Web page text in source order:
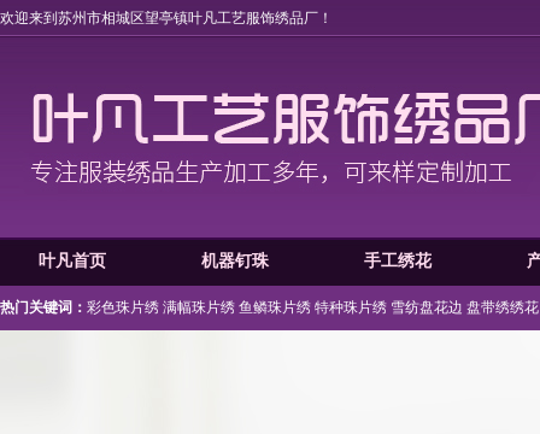
欢迎来到苏州市相城区望亭镇叶凡工艺服饰绣品厂！
叶凡首页 机器钉珠 手工绣花
热门关键词： 彩色珠片绣 满幅珠片绣 鱼鳞珠片绣 特种珠片绣 雪纺盘花边 盘带绣绣花